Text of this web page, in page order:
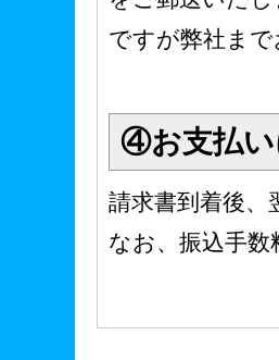
ですが弊社ま
④お支払い
請求書到着後、
なお、振込手